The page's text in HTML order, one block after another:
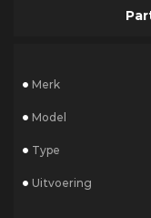
Merk
Model
Type
Uitvoering